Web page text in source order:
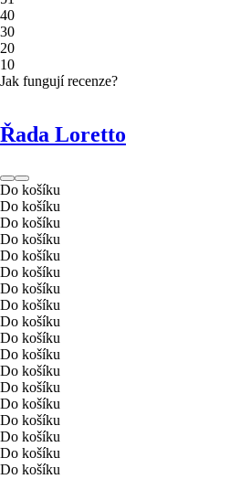
40
30
20
10
Jak fungují recenze?
Řada Loretto
Do košíku
Do košíku
Do košíku
Do košíku
Do košíku
Do košíku
Do košíku
Do košíku
Do košíku
Do košíku
Do košíku
Do košíku
Do košíku
Do košíku
Do košíku
Do košíku
Do košíku
Do košíku